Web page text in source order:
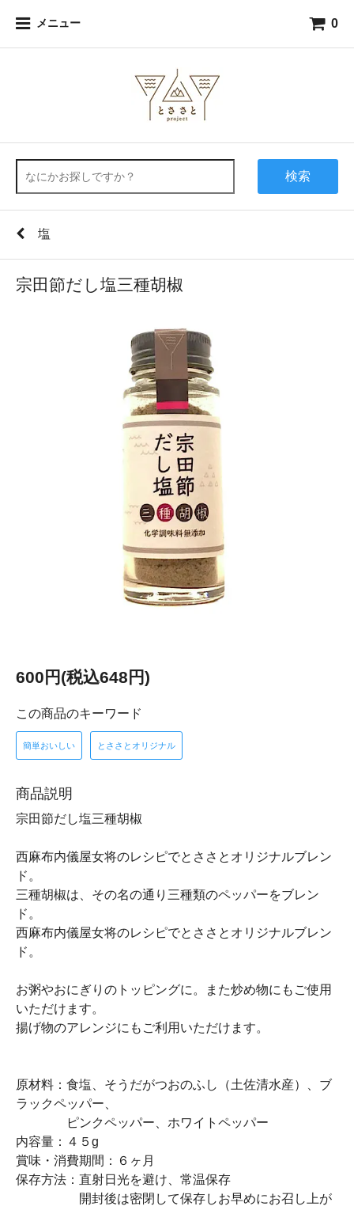
メニュー 0
検索
塩
宗田節だし塩三種胡椒
600円(税込648円)
この商品のキーワード
簡単おいしい とささとオリジナル
商品説明
宗田節だし塩三種胡椒
西麻布内儀屋女将のレシピでとささとオリジナルブレン
ド。
三種胡椒は、その名の通り三種類のペッパーをブレン
ド。
西麻布内儀屋女将のレシピでとささとオリジナルブレン
ド。
お粥やおにぎりのトッピングに。また炒め物にもご使用
いただけます。
揚げ物のアレンジにもご利用いただけます。
原材料：食塩、そうだがつおのふし（土佐清水産）、ブ
ラックペッパー、
ピンクペッパー、ホワイトペッパー
内容量：４５g
賞味・消費期間：６ヶ月
保存方法：直射日光を避け、常温保存
開封後は密閉して保存しお早めにお召し上が